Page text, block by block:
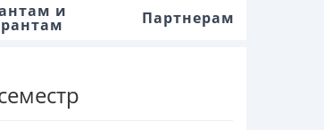
и Партнерам